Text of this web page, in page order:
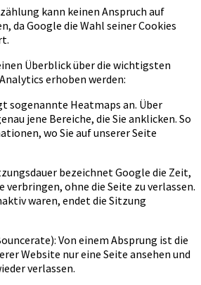
kann keinen Anspruch auf
da Google die Wahl seiner Cookies
Überblick über die wichtigsten
erhoben werden:
sogenannte Heatmaps an. Über
jene Bereiche, die Sie anklicken. So
wo Sie auf unserer Seite
bezeichnet Google die Zeit,
verbringen, ohne die Seite zu verlassen.
waren, endet die Sitzung
Von einem Absprung ist die
Website nur eine Seite ansehen und
verlassen.